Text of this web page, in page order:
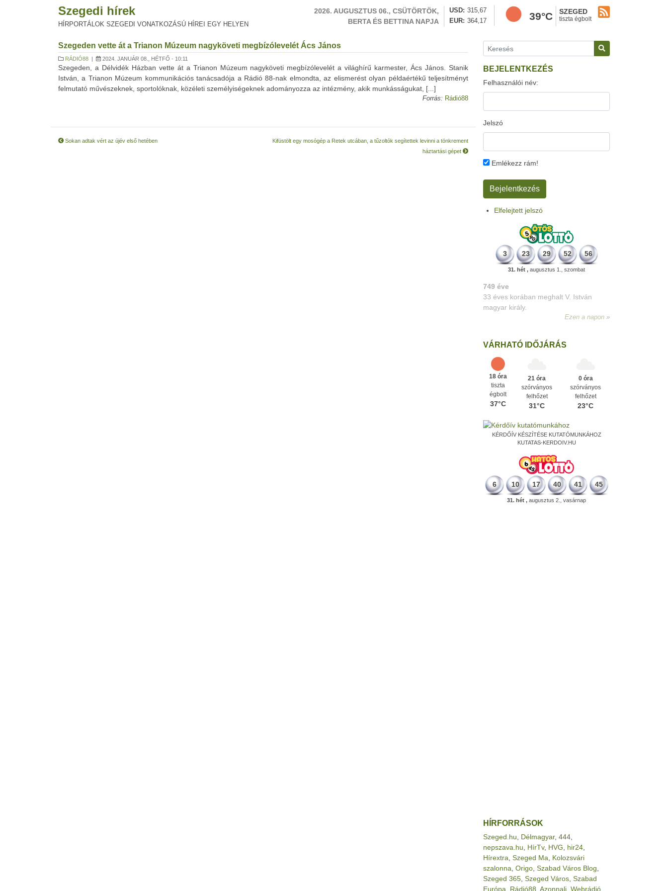
Szegedi hírek
HÍRPORTÁLOK SZEGEDI VONATKOZÁSÚ HÍREI EGY HELYEN
2026. AUGUSZTUS 06., CSÜTÖRTÖK,
BERTA ÉS BETTINA NAPJA
USD
315,67
EUR
364,17 39°C SZEGED
tiszta égbolt
Szegeden vette át a Trianon Múzeum nagyköveti megbízólevelét Ács János
RÁDIÓ88 | 2024. JANUÁR 08., HÉTFŐ - 10:11
Szegeden, a Délvidék Házban vette át a Trianon Múzeum nagyköveti megbízólevelét a világhírű karmester, Ács János. Stanik
István, a Trianon Múzeum kommunikációs tanácsadója a Rádió 88-nak elmondta, az elismerést olyan példaértékű teljesítményt
felmutató művészeknek, sportolóknak, közéleti személyiségeknek adományozza az intézmény, akik munkásságukat, [...]
Forrás: Rádió88
Sokan adtak vért az újév első hetében
Kifüstölt egy mosógép a Retek utcában, a tűzoltók segítettek levinni a tönkrement
háztartási gépet
BEJELENTKEZÉS
Felhasználói név:
Jelszó
Emlékezz rám!
Elfelejtett jelszó
3 23 29 52 56
31. hét , augusztus 1., szombat
498 éve
A szávaszentdemeteri-nagyolaszi
győzelem, ahol a magyarok utoljára
győzték le a törököket Mohács előtt.
VÁRHATÓ IDŐJÁRÁS
18 óra
tiszta
égbolt
37°C
21 óra
szórványos
felhőzet
31°C
0 óra
szórványos
felhőzet
23°C
KÉRDŐÍV KÉSZÍTÉSE KUTATÓMUNKÁHOZ
KUTATAS-KERDOIV.HU
6 10 17 40 41 45
31. hét , augusztus 2., vasárnap
HÍRFORRÁSOK
Szeged.hu Délmagyar, 444
nepszava.hu
HírTv, HVG hir24
Hírextra Szeged Ma
Kolozsvári
szalonna Origo Szabad Város Blog
Szeged 365 Szeged Város Szabad
Európa
Rádió88 Azonnali Webrádió